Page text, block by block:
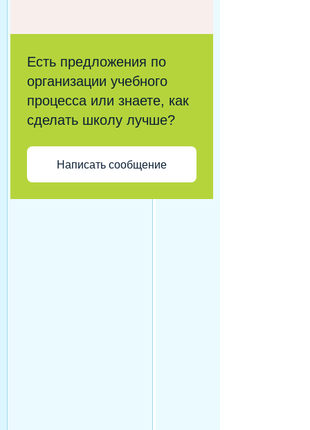
Есть предложения по
организации учебного
процесса или знаете, как
сделать школу лучше?
Написать сообщение